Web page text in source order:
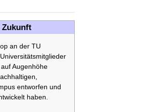
Zukunft
an der TU
Augenhöhe
entworfen und
haben.